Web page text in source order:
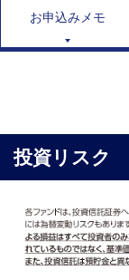
お申込みメモ
投資リスク